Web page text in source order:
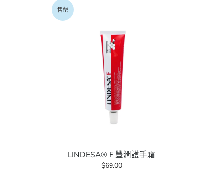
售罄
LINDESA® F 豐潤護手霜
$69.00